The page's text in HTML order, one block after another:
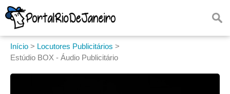
Início > Locutores Publicitários >
Estúdio BOX - Áudio Publicitário